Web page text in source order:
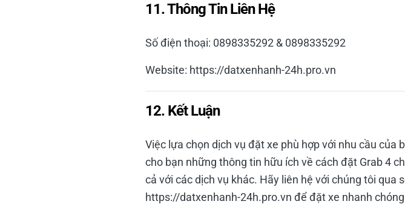
11. Thông Tin Liên Hệ
Số điện thoại: 0898335292 & 0898335292
Website: https://datxenhanh-24h.pro.vn
12. Kết Luận
Việc lựa chọn dịch vụ đặt xe phù hợp với nhu cầu
cho bạn những thông tin hữu ích về cách đặt Grab 4
cả với các dịch vụ khác. Hãy liên hệ với chúng tôi qua
https://datxenhanh-24h.pro.vn để đặt xe nhanh